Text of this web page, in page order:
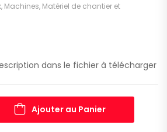
, Machines, Matériel de chantier et
dans le fichier à télécharger
Ajouter au Panier